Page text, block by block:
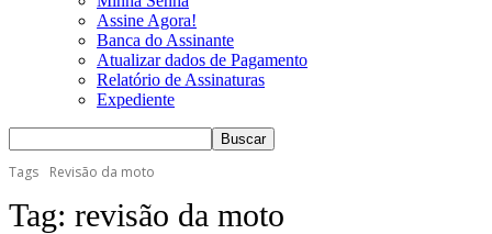
Assine Agora!
Banca do Assinante
Atualizar dados de Pagamento
Relatório de Assinaturas
Expediente
Tags Revisão da moto
Tag: revisão da moto